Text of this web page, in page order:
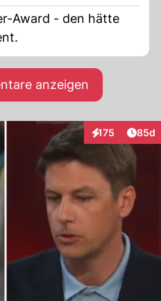
- den hätte
anzeigen
175
Interaktionen
85d